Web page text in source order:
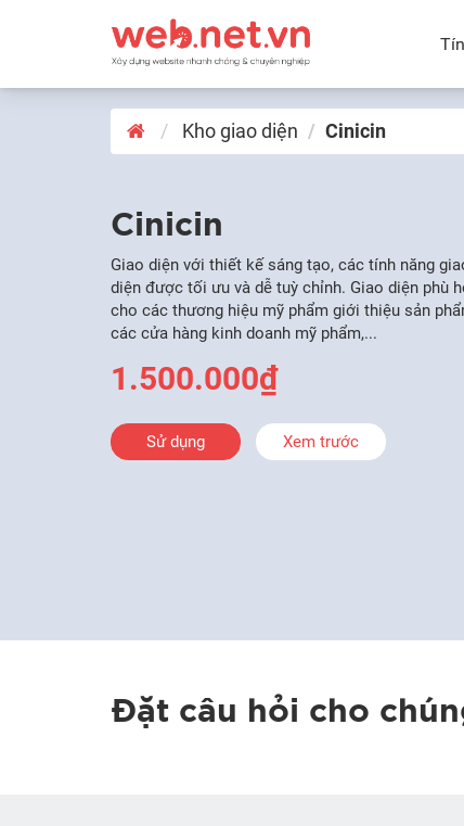
Kho giao diện Cinicin
Cinicin
Giao diện với thiết kế sáng tạo, các tính năng
diện được tối ưu và dễ tuỳ chỉnh. Giao diện phù
cho các thương hiệu mỹ phẩm giới thiệu sản
các cửa hàng kinh doanh mỹ phẩm,...
1.500.000₫
Sử dụng Xem trước
Đặt câu hỏi cho